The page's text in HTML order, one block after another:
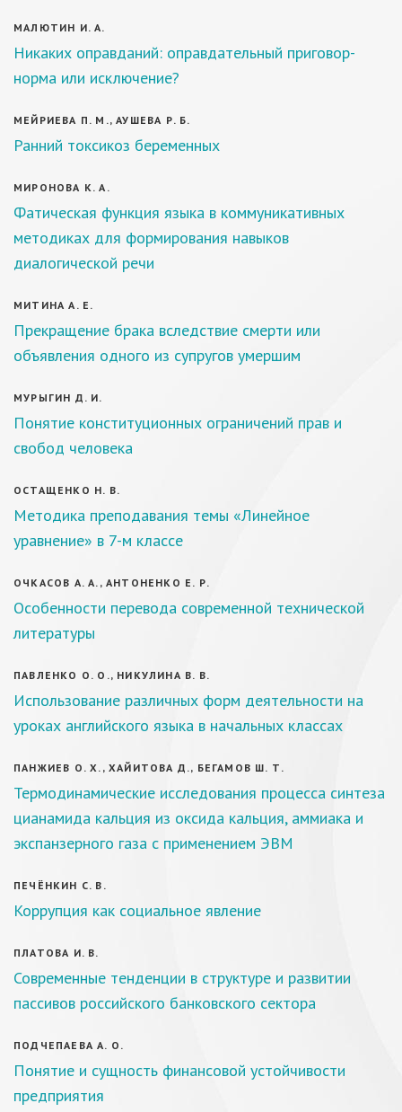
МАЛЮТИН И. А.
Никаких оправданий: оправдательный приговор-
норма или исключение?
МЕЙРИЕВА П. М., АУШЕВА Р. Б.
Ранний токсикоз беременных
МИРОНОВА К. А.
Фатическая функция языка в коммуникативных
методиках для формирования навыков
диалогической речи
МИТИНА А. Е.
Прекращение брака вследствие смерти или
объявления одного из супругов умершим
МУРЫГИН Д. И.
Понятие конституционных ограничений прав и
свобод человека
ОСТАЩЕНКО Н. В.
Методика преподавания темы «Линейное
уравнение» в 7-м классе
ОЧКАСОВ А. А., АНТОНЕНКО Е. Р.
Особенности перевода современной технической
литературы
ПАВЛЕНКО О. О., НИКУЛИНА В. В.
Использование различных форм деятельности на
уроках английского языка в начальных классах
ПАНЖИЕВ О. Х., ХАЙИТОВА Д., БЕГАМОВ Ш. Т.
Термодинамические исследования процесса синтеза
цианамида кальция из оксида кальция, аммиака и
экспанзерного газа с применением ЭВМ
ПЕЧЁНКИН С. В.
Коррупция как социальное явление
ПЛАТОВА И. В.
Современные тенденции в структуре и развитии
пассивов российского банковского сектора
ПОДЧЕПАЕВА А. О.
Понятие и сущность финансовой устойчивости
предприятия